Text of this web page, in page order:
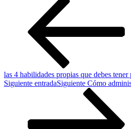
las 4 habilidades propias que debes
Siguiente entradaSiguiente Cómo